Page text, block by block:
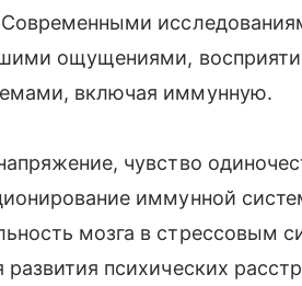
ощущениями,
включая иммунную.
чувство
иммунной
мозга в стрессовым
психических